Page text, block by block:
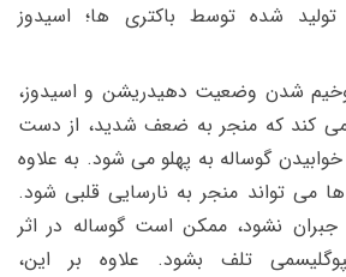
تولید شده توسط باکتری ها؛ اسیدوز
شدن وضعیت دهیدریشن و اسیدوز،
می کند که منجر به ضعف شدید، از دست
گوساله به پهلو می شود. به علاوه
می تواند منجر به نارسایی قلبی شود.
جبران نشود، ممکن است گوساله در اثر
تلف بشود. علاوه بر این،